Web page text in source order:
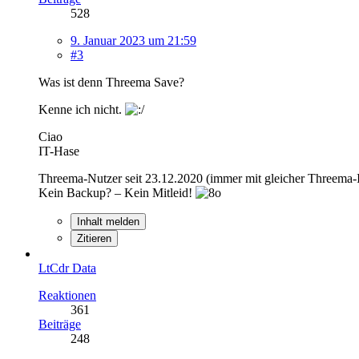
528
9. Januar 2023 um 21:59
#3
Was ist denn Threema Save?
Kenne ich nicht.
Ciao
IT-Hase
Threema-Nutzer seit 23.12.2020 (immer mit gleicher
Kein Backup? – Kein Mitleid!
Inhalt melden
Zitieren
LtCdr Data
Reaktionen
361
Beiträge
248